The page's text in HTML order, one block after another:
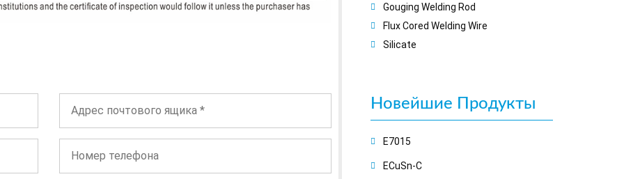
Gouging Welding Rod
Flux Cored Welding Wire
Silicate
Новейшие Продукты
E7015
ECuSn-C